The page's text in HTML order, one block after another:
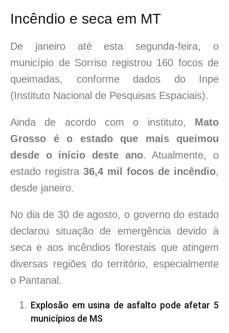
Incêndio e seca em MT
De janeiro até esta segunda-feira, o
município de Sorriso registrou 160 focos de
queimadas, conforme dados do Inpe
(Instituto Nacional de Pesquisas Espaciais).
Ainda de acordo com o instituto, Mato
Grosso é o estado que mais queimou
desde o início deste ano. Atualmente, o
estado registra 36,4 mil focos de incêndio,
desde janeiro.
No dia de 30 de agosto, o governo do estado
declarou situação de emergência devido à
seca e aos incêndios florestais que atingem
diversas regiões do território, especialmente
o Pantanal.
Explosão em usina de asfalto pode afetar 5
municípios de MS